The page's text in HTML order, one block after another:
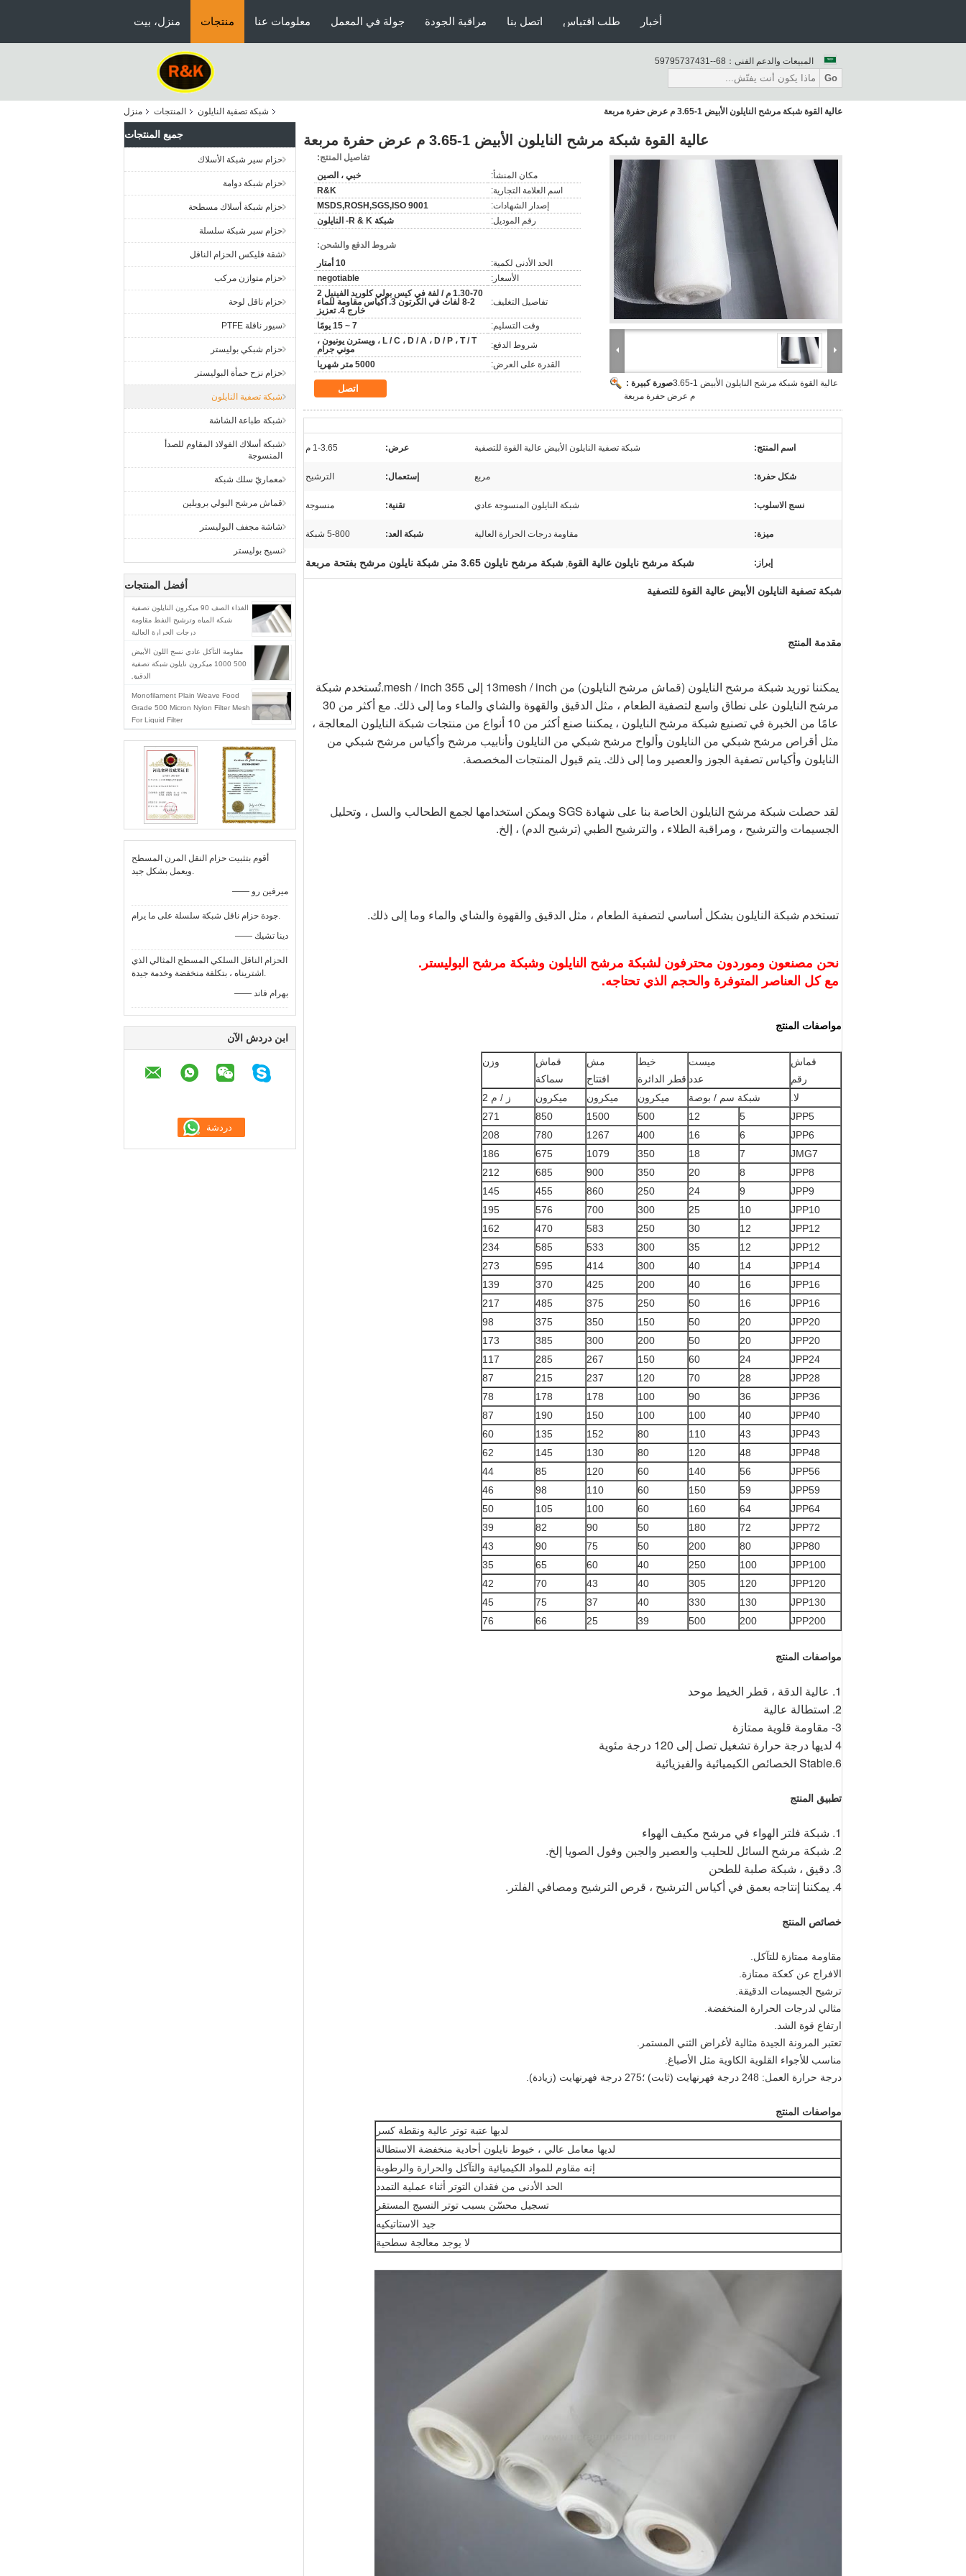
منزل، بيت منتجات معلومات عنا جولة في المعمل مراقبة الجودة اتصل بنا طلب اقتباس أخبار
المبيعات والدعم الفنى： 86--13473759795
Go
منزل المنتجات شبكة تصفية النايلون عالية القوة شبكة مرشح النايلون الأبيض 1-3.65 م عرض حفرة مربعة
جميع المنتجات
حزام سير شبكة الأسلاك
حزام شبكة دوامة
حزام شبكة أسلاك مسطحة
حزام سير شبكة سلسلة
شقة فليكس الحزام الناقل
حزام متوازن مركب
حزام ناقل لوحة
سيور ناقلة PTFE
حزام شبكي بوليستر
حزام نزح حمأة البوليستر
شبكة تصفية النايلون
شبكة طباعة الشاشة
شبكة أسلاك الفولاذ المقاوم للصدأ
المنسوجة
معماريّ سلك شبكة
قماش مرشح البولي بروبلين
شاشة مجفف البوليستر
نسيج بوليستر
أفضل المنتجات
الغذاء الصف 90 ميكرون النايلون تصفية
شبكة المياه وترشيح النفط مقاومة
درجات الحرارة العالية
مقاومة التآكل عادي نسج اللون الأبيض
500 1000 ميكرون نايلون شبكة تصفية
الدقيق
Monofilament Plain Weave Food
Grade 500 Micron Nylon Filter Mesh
For Liquid Filter
أقوم بتثبيت حزام النقل المرن المسطح
ويعمل بشكل جيد.
—— ميرفين رو
جودة حزام ناقل شبكة سلسلة على ما يرام.
—— دينا تشيك
الحزام الناقل السلكي المسطح المثالي الذي
اشتريناه ، بتكلفة منخفضة وخدمة جيدة.
—— بهرام فاند
ابن دردش الآن
عالية القوة شبكة مرشح النايلون الأبيض 1-3.65 م عرض حفرة مربعة
صورة كبيرة :عالية القوة شبكة مرشح النايلون الأبيض 1-3.65
م عرض حفرة مربعة
تفاصيل المنتج:
مكان المنشأ:
خبي ، الصين
اسم العلامة التجارية:
R&K
إصدار الشهادات:
MSDS,ROSH,SGS,ISO 9001
رقم الموديل:
شبكة R & K- النايلون
شروط الدفع والشحن:
الحد الأدنى لكمية:
10 أمتار
الأسعار:
negotiable
تفاصيل التغليف:
1.30-70 م / لفة في كيس بولي كلوريد الفينيل 2
2-8 لفات في الكرتون 3. أكياس مقاومة للماء
خارج 4. تعزيز
وقت التسليم:
7 ~ 15 يومًا
شروط الدفع:
L / C ، D / A ، D / P ، T / T ، ويسترن يونيون ،
موني جرام
القدرة على العرض:
5000 متر شهريا
اتصل
اسم المنتج: شبكة تصفية النايلون الأبيض عالية القوة للتصفية عرض: 1-3.65 م
شكل حفرة: مربع إستعمال: الترشيح
نسج الاسلوب: شبكة النايلون المنسوجة عادي تقنية: منسوجة
ميزة: مقاومة درجات الحرارة العالية شبكة العد: 5-800 شبكة
إبراز: شبكة مرشح نايلون عالية القوة, شبكة مرشح نايلون 3.65 متر , شبكة نايلون مرشح بفتحة مربعة
شبكة تصفية النايلون الأبيض عالية القوة للتصفية
مقدمة المنتج
النايلون وأكياس تصفية الجوز والعصير وما إلى ذلك. يتم قبول المنتجات المخصصة.
الجسيمات والترشيح ، ومراقبة الطلاء ، والترشيح الطبي (ترشيح الدم) ، إلخ.
تستخدم شبكة النايلون بشكل أساسي لتصفية الطعام ، مثل الدقيق والقهوة والشاي والماء وما إلى ذلك.
نحن مصنعون وموردون محترفون لشبكة مرشح النايلون وشبكة مرشح البوليستر.
مع كل العناصر المتوفرة والحجم الذي تحتاجه.
مواصفات المنتج
قماش
رقم
ميست
عدد
خيط
قطر الدائرة
مش
افتتاح
قماش
سماكة
وزن
لا. شبكة سم / بوصة ميكرون ميكرون ميكرون
ز / م 2
JPP5
5
12
500
1500
850
271
JPP6
6
16
400
1267
780
208
JMG7
7
18
350
1079
675
186
JPP8
8
20
350
900
685
212
JPP9
9
24
250
860
455
145
JPP10
10
25
300
700
576
195
JPP12
12
30
250
583
470
162
JPP12
12
35
300
533
585
234
JPP14
14
40
300
414
595
273
JPP16
16
40
200
425
370
139
JPP16
16
50
250
375
485
217
JPP20
20
50
150
350
375
98
JPP20
20
50
200
300
385
173
JPP24
24
60
150
267
285
117
JPP28
28
70
120
237
215
87
JPP36
36
90
100
178
178
78
JPP40
40
100
100
150
190
87
JPP43
43
110
80
152
135
60
JPP48
48
120
80
130
145
62
JPP56
56
140
60
120
85
44
JPP59
59
150
60
110
98
46
JPP64
64
160
60
100
105
50
JPP72
72
180
50
90
82
39
JPP80
80
200
50
75
90
43
JPP100
100
250
40
60
65
35
JPP120
120
305
40
43
70
42
JPP130
130
330
40
37
75
45
JPP200
200
500
39
25
66
76
مواصفات المنتج
1. عالية الدقة ، قطر الخيط موحد
2. استطالة عالية
3- مقاومة قلوية ممتازة
4 لديها درجة حرارة تشغيل تصل إلى 120 درجة مئوية
6.Stable الخصائص الكيميائية والفيزيائية
تطبيق المنتج
1. شبكة فلتر الهواء في مرشح مكيف الهواء
2. شبكة مرشح السائل للحليب والعصير والجبن وفول الصويا إلخ.
3. دقيق ، شبكة صلبة للطحن
4. يمكننا إنتاجه بعمق في أكياس الترشيح ، قرص الترشيح ومصافي الفلتر.
خصائص المنتج
مقاومة ممتازة للتآكل.
الافراج عن كعكة ممتازة.
ترشيح الجسيمات الدقيقة.
مثالي لدرجات الحرارة المنخفضة.
ارتفاع قوة الشد.
تعتبر المرونة الجيدة مثالية لأغراض الثني المستمر.
مناسب للأجواء القلوية الكاوية مثل الأصباغ.
درجة حرارة العمل: 248 درجة فهرنهايت (ثابت) ؛275 درجة فهرنهايت (زيادة).
مواصفات المنتج
لديها عتبة توتر عالية ونقطة كسر
لديها معامل عالي ، خيوط نايلون أحادية منخفضة الاستطالة
إنه مقاوم للمواد الكيميائية والتآكل والحرارة والرطوبة
الحد الأدنى من فقدان التوتر أثناء عملية التمدد
تسجيل محسّن بسبب توتر النسيج المستقر
جيد الاستاتيكيه
لا يوجد معالجة سطحية